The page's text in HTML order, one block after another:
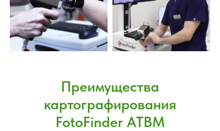
Преимущества
картографирования
FotoFinder ATBM